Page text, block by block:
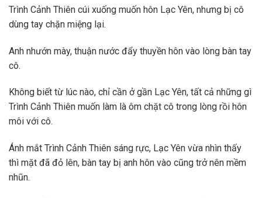
Trình Cảnh Thiên cúi xuống muốn hôn Lạc Yên, nhưng bị cô
dùng tay chặn miệng lại.
Anh nhướn mày, thuận nước đẩy thuyền hôn vào lòng bàn tay
cô.
Không biết từ lúc nào, chỉ cần ở gần Lạc Yên, tất cả những gì
Trình Cảnh Thiên muốn làm là ôm chặt cô trong lòng rồi hôn
môi với cô.
Ánh mắt Trình Cảnh Thiên sáng rực, Lạc Yên vừa nhìn thấy
thì mặt đã đỏ lên, bàn tay bị anh hôn vào cũng trở nên mềm
nhũn.